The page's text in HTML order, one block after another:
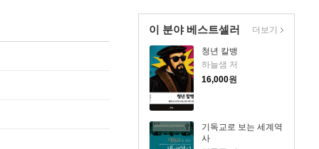
이 분야 베스트셀러
청년 칼뱅
하늘샘 저
16,000원
기독교로 보는 세계역
사
더보기